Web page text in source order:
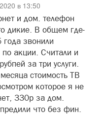
в 13:50
и дом. телефон
дикие. В общем где-
звонили
акции. Считали и
за три услуги.
стоимость ТВ
которое я не
330р за дом.
что без фин.